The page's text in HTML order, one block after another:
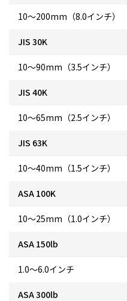
10～200mm（8.0インチ）
JIS 30K
10～90mm（3.5インチ）
JIS 40K
10～65mm（2.5インチ）
JIS 63K
10～40mm（1.5インチ）
ASA 100K
10～25mm（1.0インチ）
ASA 150lb
1.0～6.0インチ
ASA 300lb